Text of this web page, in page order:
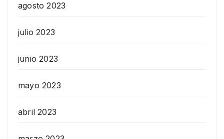
agosto 2023
julio 2023
junio 2023
mayo 2023
abril 2023